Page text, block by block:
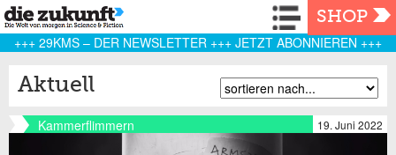
Navigation
SHOP
+++ 29KMS – DER NEWSLETTER +++ JETZT ABONNIEREN +++
Aktuell
Kammerflimmern 19. Juni 2022